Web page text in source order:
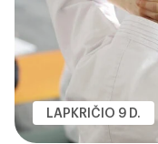
LAPKRIČIO 9 D.